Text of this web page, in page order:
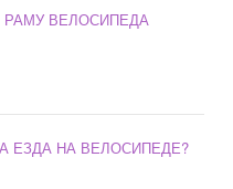
РАМУ ВЕЛОСИПЕДА
ЕЗДА НА ВЕЛОСИПЕДЕ?